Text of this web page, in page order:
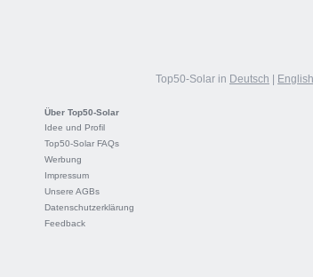
Top50-Solar in Deutsch English
Über Top50-Solar
Idee und Profil
Top50-Solar FAQs
Werbung
Impressum
Unsere AGBs
Datenschutzerklärung
Feedback